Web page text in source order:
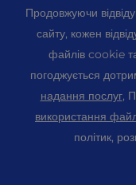
Хостинг серверів
Хостинг для
Хостинг Ubuntu
Хостинг Linux
WordPress
Доменні імена
Керований хостинг
Міграція веб-сайтів
Розташування
Центр обробки
Центр обробки
Студентський веб-
Карта сайту
Налаштування
Продовжуючи
сайту, кожен
файлів cookie
погоджується
надання послуг,
використання
політик,